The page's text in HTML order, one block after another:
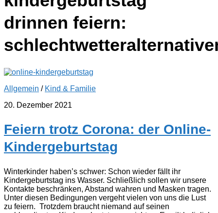
drinnen feiern:
Allgemein / Kind & Familie
20. Dezember 2021
Feiern trotz Corona: der Online-
Kindergeburtstag
Winterkinder haben’s schwer: Schon wieder fällt ihr
Kindergeburtstag ins Wasser. Schließlich sollen wir unsere
Kontakte beschränken, Abstand wahren und Masken tragen.
Unter diesen Bedingungen vergeht vielen von uns die Lust
zu feiern. Trotzdem braucht niemand auf seinen